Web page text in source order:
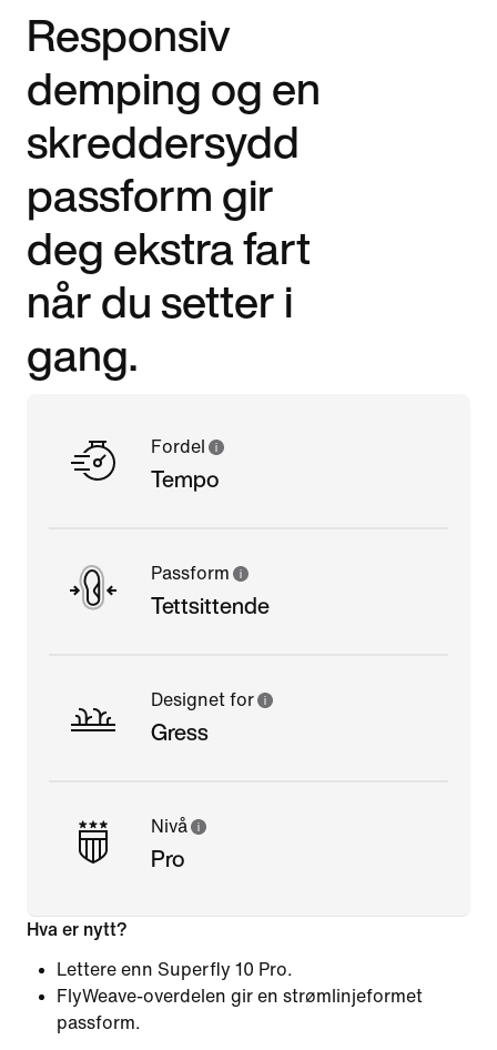
Responsiv
demping og en
skreddersydd
passform gir
deg ekstra fart
når du setter i
gang.
Fordel
Tempo
Passform
Tettsittende
Designet for
Gress
Nivå
Pro
Hva er nytt?
Lettere enn Superfly 10 Pro.
FlyWeave-overdelen gir en strømlinjeformet
passform.